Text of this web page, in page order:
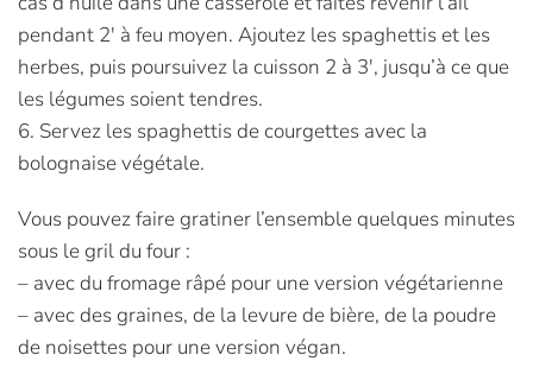
pendant 2′ à feu moyen. Ajoutez les spaghettis et les
herbes, puis poursuivez la cuisson 2 à 3′, jusqu’à ce que
les légumes soient tendres.
6. Servez les spaghettis de courgettes avec la
bolognaise végétale.
Vous pouvez faire gratiner l’ensemble quelques minutes
sous le gril du four :
– avec du fromage râpé pour une version végétarienne
– avec des graines, de la levure de bière, de la poudre
de noisettes pour une version végan.